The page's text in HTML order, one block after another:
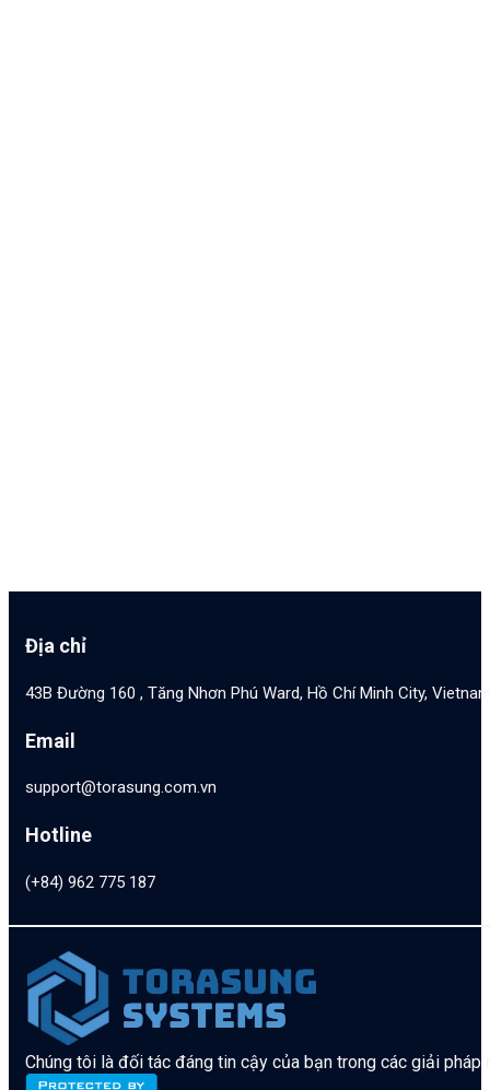
Địa chỉ
43B Đường 160 , Tăng Nhơn Phú Ward, Hồ Chí Minh City,
Email
support@torasung.com.vn
Hotline
(+84) 962 775 187
Chúng tôi là đối tác đáng tin cậy của bạn trong các giải pháp